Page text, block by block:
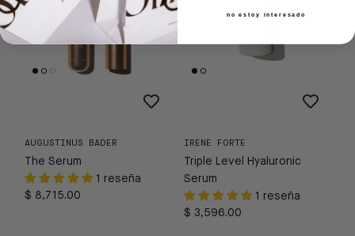
AUGUSTINUS BADER
The Serum
1 reseña
$ 8,715.00
IRENE FORTE
Triple Level Hyaluronic
Serum
1 reseña
$ 3,596.00
no estoy interesado